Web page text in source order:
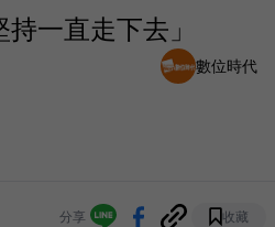
一直走下去」
數位時代
分享 收藏